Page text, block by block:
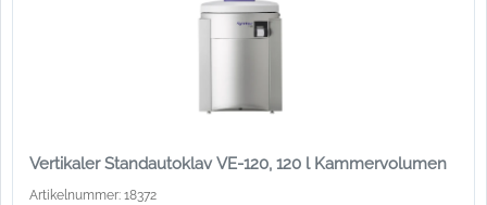
Vertikaler Standautoklav VE-120, 120 l Kammervolumen
Artikelnummer: 18372